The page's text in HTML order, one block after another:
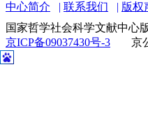
中心简介 联系我们
版权
国家哲学社会科学文献中心
京ICP备09037430号-3
京